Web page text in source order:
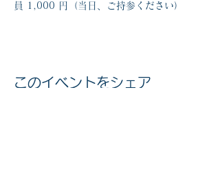
員 1,000 円（当日、ご持参ください）
このイベントをシェア